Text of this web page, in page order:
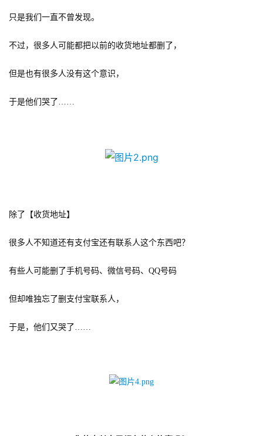
只是我们一直不曾发现。
不过，很多人可能都把以前的收货地址都删了，
但是也有很多人没有这个意识，
于是他们哭了……
除了【收货地址】
很多人不知道还有支付宝还有联系人这个东西吧？
有些人可能删了手机号码、微信号码、QQ号码
但却唯独忘了删支付宝联系人，
于是，他们又哭了……